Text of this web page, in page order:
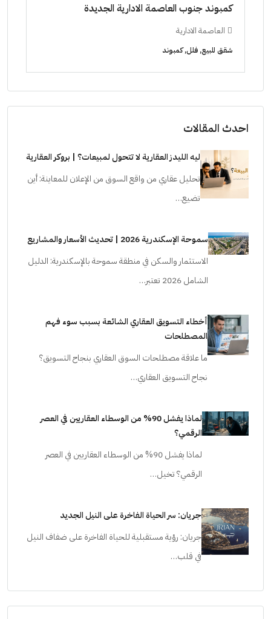
كمبوند جنوب العاصمة الادارية الجديدة
العاصمة الادارية
شقق للبيع, فلل, كمبوند
احدث المقالات
ليه الليدز العقارية لا تتحول لمبيعات؟ | بروكر العقارية
تحليل عقاري من واقع السوق من الإعلان للمعاينة: أين
تضيع…
سموحة الإسكندرية 2026 | تحديث الأسعار والمشاريع
الاستثمار والسكن في منطقة سموحة بالإسكندرية: الدليل
الشامل 2026 تعتبر…
أخطاء التسويق العقاري الشائعة بسبب سوء فهم
المصطلحات
ما علاقة مصطلحات السوق العقاري بنجاح التسويق؟
نجاح التسويق العقاري…
لماذا يفشل 90% من الوسطاء العقاريين في العصر
الرقمي؟
لماذا يفشل 90% من الوسطاء العقاريين في العصر
الرقمي؟ تخيل…
جريان: سر الحياة الفاخرة على النيل الجديد
جريان: رؤية مستقبلية للحياة الفاخرة على ضفاف النيل
في قلب…